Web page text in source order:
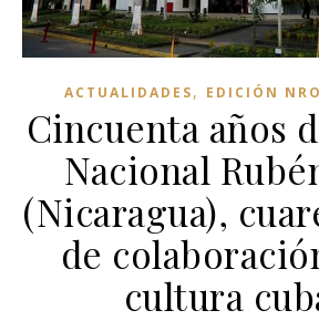
ACTUALIDADES, EDICIÓN
Cincuenta años
Nacional
(Nicaragua),
de
cultura